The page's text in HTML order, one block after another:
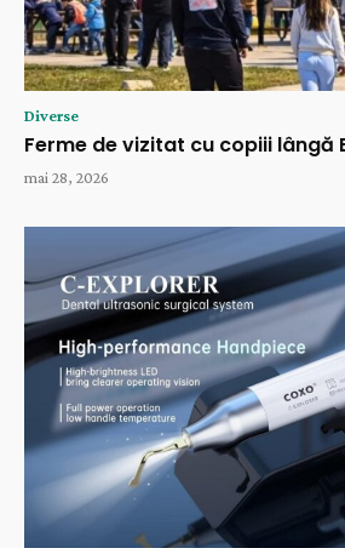
Diverse
Ferme de vizitat cu copiii lângă
mai 28, 2026